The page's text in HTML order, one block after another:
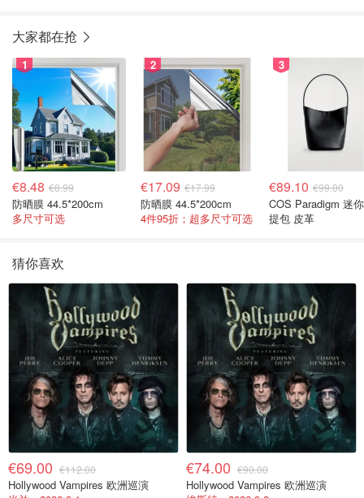
大家都在抢
1
€8.48 €8.99
防晒膜 44.5*200cm
多尺寸可选
2
€17.09 €17.99
防晒膜 44.5*200cm
4件95折；超多尺寸可选
3
€89.10 €99.00
COS Paradigm 迷
提包 皮革
猜你喜欢
€69.00 €112.00
Hollywood Vampires 欧洲巡演
€74.00 €90.00
Hollywood Vampires 欧洲巡演